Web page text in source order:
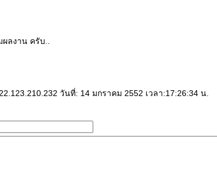
ลงาน ครับ..
วันที่: 14 มกราคม 2552 เวลา:17:26:34 น.